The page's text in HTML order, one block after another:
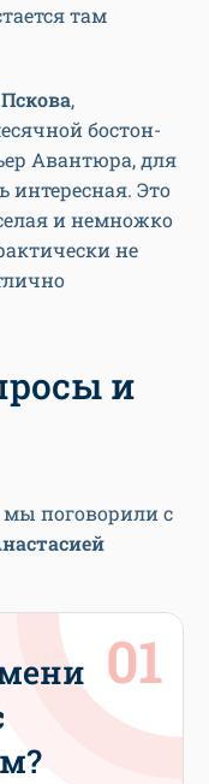
там
,
бостон-
Авантюра, для
интересная. Это
и немножко
не
и
мы поговорили с